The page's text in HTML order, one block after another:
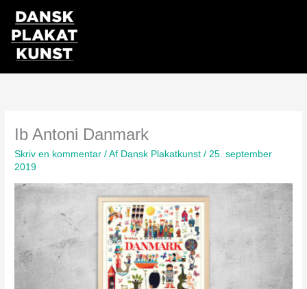
indholdet
Ib Antoni Danmark
Skriv en kommentar / Af Dansk Plakatkunst/ 25. september
2019